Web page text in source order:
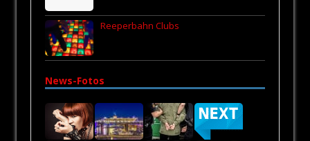
Reeperbahn Clubs
News-Fotos